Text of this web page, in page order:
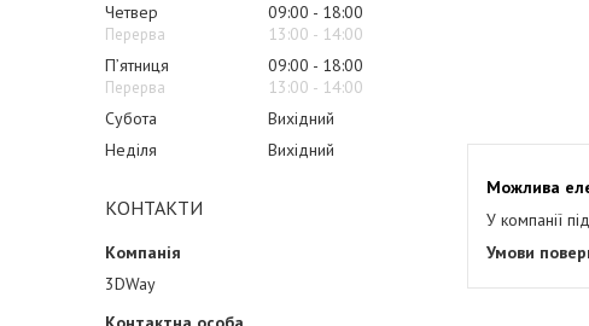
Четвер
09:00
18:00
13:00
14:00
Пʼятниця
09:00
18:00
13:00
14:00
Субота
Вихідний
Неділя
Вихідний
КОНТАКТИ
3DWay
У компанії